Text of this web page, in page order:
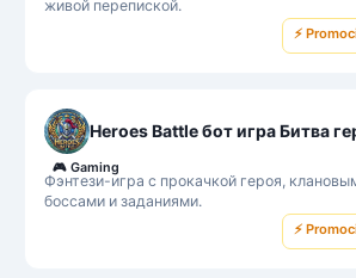
живой перепиской.
⚡
Heroes Battle бот игра Битва
Фэнтези-игра с прокачкой героя,
боссами и заданиями.
🎮 Gaming
⚡